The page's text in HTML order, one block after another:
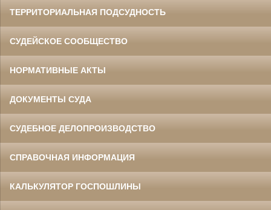
ТЕРРИТОРИАЛЬНАЯ ПОДСУДНОСТЬ
СУДЕЙСКОЕ СООБЩЕСТВО
НОРМАТИВНЫЕ АКТЫ
ДОКУМЕНТЫ СУДА
СУДЕБНОЕ ДЕЛОПРОИЗВОДСТВО
СПРАВОЧНАЯ ИНФОРМАЦИЯ
КАЛЬКУЛЯТОР ГОСПОШЛИНЫ